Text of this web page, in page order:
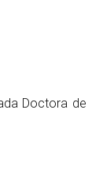
Doctora de